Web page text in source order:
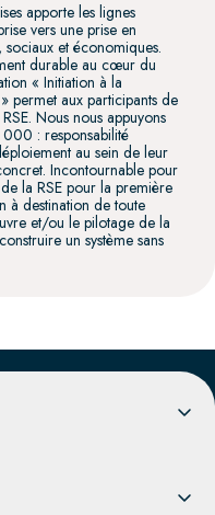
apporte les lignes
vers une prise en
et économiques.
durable au cœur du
« Initiation à la
permet aux participants de
Nous nous appuyons
: responsabilité
au sein de leur
Incontournable pour
la RSE pour la première
à destination de toute
et/ou le pilotage de la
un système sans